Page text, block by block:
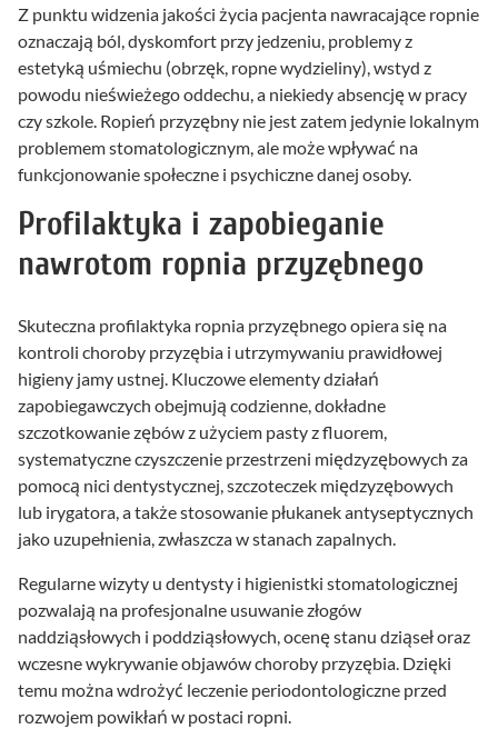
Z punktu widzenia jakości życia pacjenta nawracające ropnie
oznaczają ból, dyskomfort przy jedzeniu, problemy z
estetyką uśmiechu (obrzęk, ropne wydzieliny), wstyd z
powodu nieświeżego oddechu, a niekiedy absencję w pracy
czy szkole. Ropień przyzębny nie jest zatem jedynie lokalnym
problemem stomatologicznym, ale może wpływać na
funkcjonowanie społeczne i psychiczne danej osoby.
Profilaktyka i zapobieganie
nawrotom ropnia przyzębnego
Skuteczna profilaktyka ropnia przyzębnego opiera się na
kontroli choroby przyzębia i utrzymywaniu prawidłowej
higieny jamy ustnej. Kluczowe elementy działań
zapobiegawczych obejmują codzienne, dokładne
szczotkowanie zębów z użyciem pasty z fluorem,
systematyczne czyszczenie przestrzeni międzyzębowych za
pomocą nici dentystycznej, szczoteczek międzyzębowych
lub irygatora, a także stosowanie płukanek antyseptycznych
jako uzupełnienia, zwłaszcza w stanach zapalnych.
Regularne wizyty u dentysty i higienistki stomatologicznej
pozwalają na profesjonalne usuwanie złogów
naddziąsłowych i poddziąsłowych, ocenę stanu dziąseł oraz
wczesne wykrywanie objawów choroby przyzębia. Dzięki
temu można wdrożyć leczenie periodontologiczne przed
rozwojem powikłań w postaci ropni.